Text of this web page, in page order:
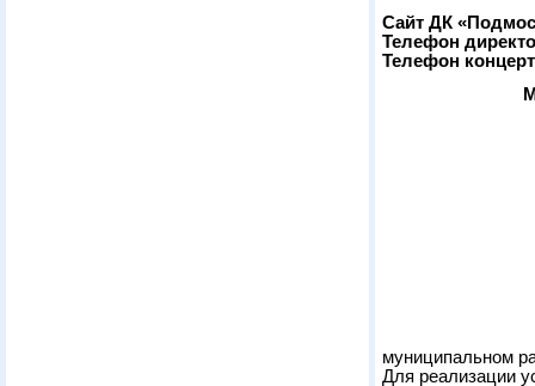
Сайт ДК
Телефон
Телефон
муниципальном
Для реализации